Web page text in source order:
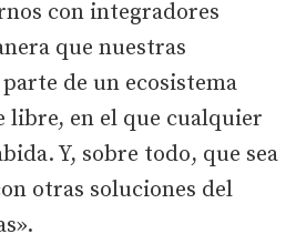
con integradores
que nuestras
de un ecosistema
libre, en el que cualquier
Y, sobre todo, que sea
otras soluciones del